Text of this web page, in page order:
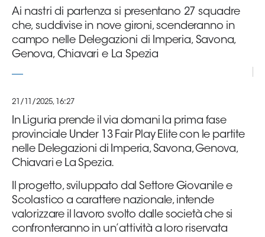
Assicurazione
Area
Media
Contatti
Assicurazione
Ai nastri di partenza si presentano 27 squadre
che, suddivise in nove gironi, scenderanno in
campo nelle Delegazioni di Imperia, Savona,
Genova, Chiavari e La Spezia
21/11/2025, 16:27
In Liguria prende il via domani la prima fase
provinciale Under 13 Fair Play Elite con le partite
nelle Delegazioni di Imperia, Savona, Genova,
Chiavari e La Spezia.
Il progetto, sviluppato dal Settore Giovanile e
Scolastico a carattere nazionale, intende
valorizzare il lavoro svolto dalle società che si
confronteranno in un’attività a loro riservata